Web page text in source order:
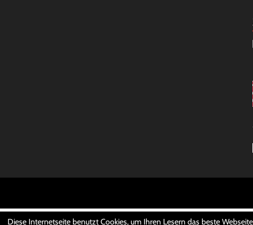
Diese Internetseite benutzt Cookies, um Ihren Lesern das beste